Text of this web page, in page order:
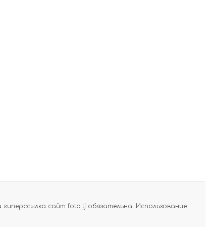
сайт foto.tj обязательна. Использование